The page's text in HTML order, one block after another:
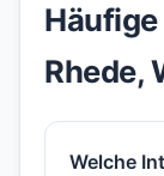
Rhede,
Welche